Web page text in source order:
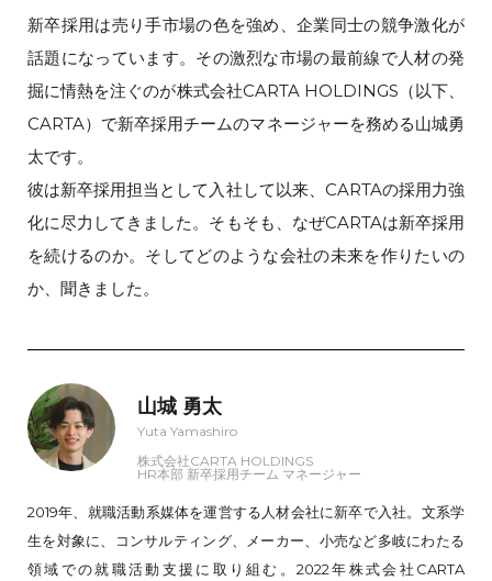
新卒採用は売り手市場の色を強め、企業同士の競争激化が
話題になっています。その激烈な市場の最前線で人材の発
掘に情熱を注ぐのが株式会社CARTA HOLDINGS（以下、
CARTA）で新卒採用チームのマネージャーを務める山城勇
太です。
彼は新卒採用担当として入社して以来、CARTAの採用力強
化に尽力してきました。そもそも、なぜCARTAは新卒採用
を続けるのか。そしてどのような会社の未来を作りたいの
か、聞きました。
山城 勇太
Yuta Yamashiro
株式会社CARTA HOLDINGS
HR本部 新卒採用チーム マネージャー
2019年、就職活動系媒体を運営する人材会社に新卒で入社。文系学
生を対象に、コンサルティング、メーカー、小売など多岐にわたる
領域での就職活動支援に取り組む。2022年株式会社CARTA